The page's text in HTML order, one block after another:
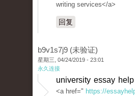
writing services</a>
回复
b9v1s7j9 (未验证)
星期三, 04/24/2019 - 23:01
永久连接
university essay
<a href=" https://